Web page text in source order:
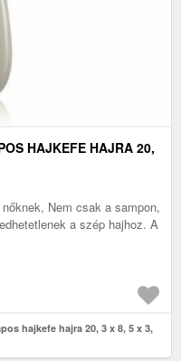
HAJKEFE HAJRA 20,
Nem csak a sampon,
a szép hajhoz. A
hajkefe hajra 20, 3 x 8, 5 x 3,